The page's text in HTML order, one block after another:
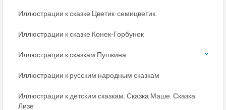
Иллюстрации к сказке Цветик-семицветик.
Иллюстрации к сказке Конек-Горбунок
Иллюстрации к сказкам Пушкина
Иллюстрации к русским народным сказкам
Иллюстрации к детским сказкам. Сказка Маше. Сказка
Лизе